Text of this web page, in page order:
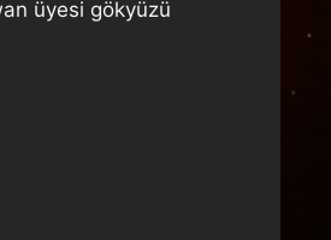
üyesi gökyüzü